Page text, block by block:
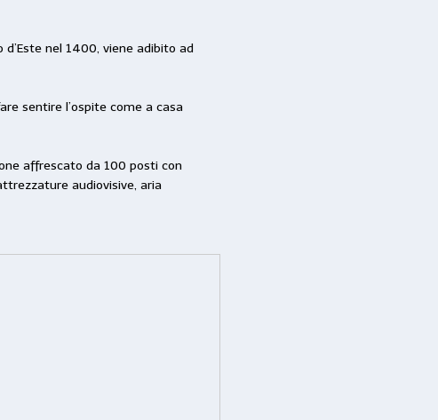
nel 1400, viene adibito ad
sentire l’ospite come a casa
affrescato da 100 posti con
audiovisive, aria